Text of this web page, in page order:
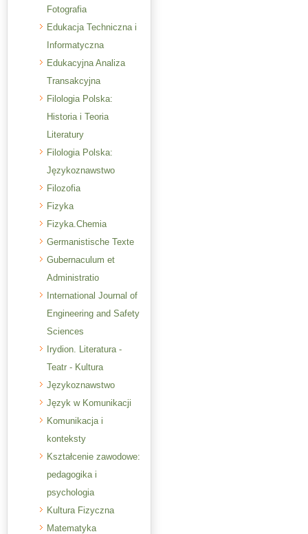
Fotografia
Edukacja Techniczna i
Informatyczna
Edukacyjna Analiza
Transakcyjna
Filologia Polska:
Historia i Teoria
Literatury
Filologia Polska:
Językoznawstwo
Filozofia
Fizyka
Fizyka.Chemia
Germanistische Texte
Gubernaculum et
Administratio
International Journal of
Engineering and Safety
Sciences
Irydion. Literatura -
Teatr - Kultura
Językoznawstwo
Język w Komunikacji
Komunikacja i
konteksty
Kształcenie zawodowe:
pedagogika i
psychologia
Kultura Fizyczna
Matematyka